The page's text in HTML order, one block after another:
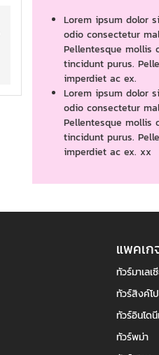
Lorem ipsum dolor
odio consectetur
Pellentesque mollis
tincidunt purus.
imperdiet ac ex.
Lorem ipsum dolor
odio consectetur
Pellentesque mollis
tincidunt purus.
imperdiet ac ex. xx
แพคเ
ทัวร์มาเลเ
ทัวร์สิงค์โ
ทัวร์อินโด
ทัวร์พม่า